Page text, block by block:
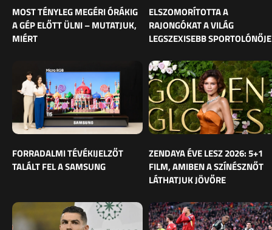
MOST TÉNYLEG MEGÉRI ÓRÁKIG
A GÉP ELŐTT ÜLNI – MUTATJUK,
MIÉRT
ELSZOMORÍTOTTA A
RAJONGÓKAT A VILÁG
LEGSZEXISEBB SPORTOLÓNŐJE
FORRADALMI TÉVÉKIJELZŐT
TALÁLT FEL A SAMSUNG
ZENDAYA ÉVE LESZ 2026: 5+1
FILM, AMIBEN A SZÍNÉSZNŐT
LÁTHATJUK JÖVŐRE